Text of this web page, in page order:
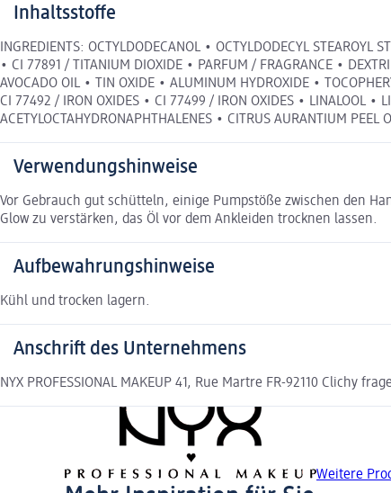
Inhaltsstoffe
INGREDIENTS: OCTYLDODECANOL • OCTYLDODECYL STEAROYL
• CI 77891 / TITANIUM DIOXIDE • PARFUM / FRAGRANCE •
AVOCADO OIL • TIN OXIDE • ALUMINUM HYDROXIDE •
CI 77492 / IRON OXIDES • CI 77499 / IRON OXIDES • LINALOOL •
ACETYLOCTAHYDRONAPHTHALENES • CITRUS AURANTIUM
Verwendungshinweise
Vor Gebrauch gut schütteln, einige Pumpstöße zwischen den
Glow zu verstärken, das Öl vor dem Ankleiden trocknen lassen.
Aufbewahrungshinweise
Kühl und trocken lagern.
Anschrift des Unternehmens
NYX PROFESSIONAL MAKEUP 41, Rue Martre FR-92110 Clichy
Weitere